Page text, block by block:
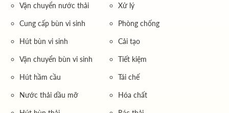
Vận chuyển nước thải
Cung cấp bùn vi sinh
Hút bùn vi sinh
Vận chuyển bùn vi sinh
Hút hầm cầu
Nước thải dầu mỡ
Xử lý
Phòng chống
Cải tạo
Tiết kiệm
Tái chế
Hóa chất